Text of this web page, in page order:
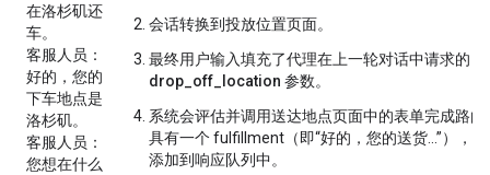
在洛杉矶还
车。
客服人员 ：
好的，您的
下车地点是
洛杉矶。
客服人员 ：
您想在什么
会话转换到投放位置页面。
最终用户输入填充了代理在上一轮对话中请求的
drop_off_location 参数。
系统会评估并调用送达地点页面中的表单完成路由
具有一个 fulfillment（即“好的，您的送货...”），
添加到响应队列中。